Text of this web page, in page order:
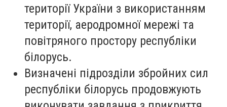
території України з використанням
території, аеродромної мережі та
повітряного простору республіки
білорусь.
Визначені підрозділи збройних сил
республіки білорусь продовжують